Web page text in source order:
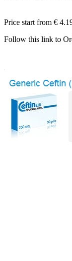
Price start from €
Follow this link to